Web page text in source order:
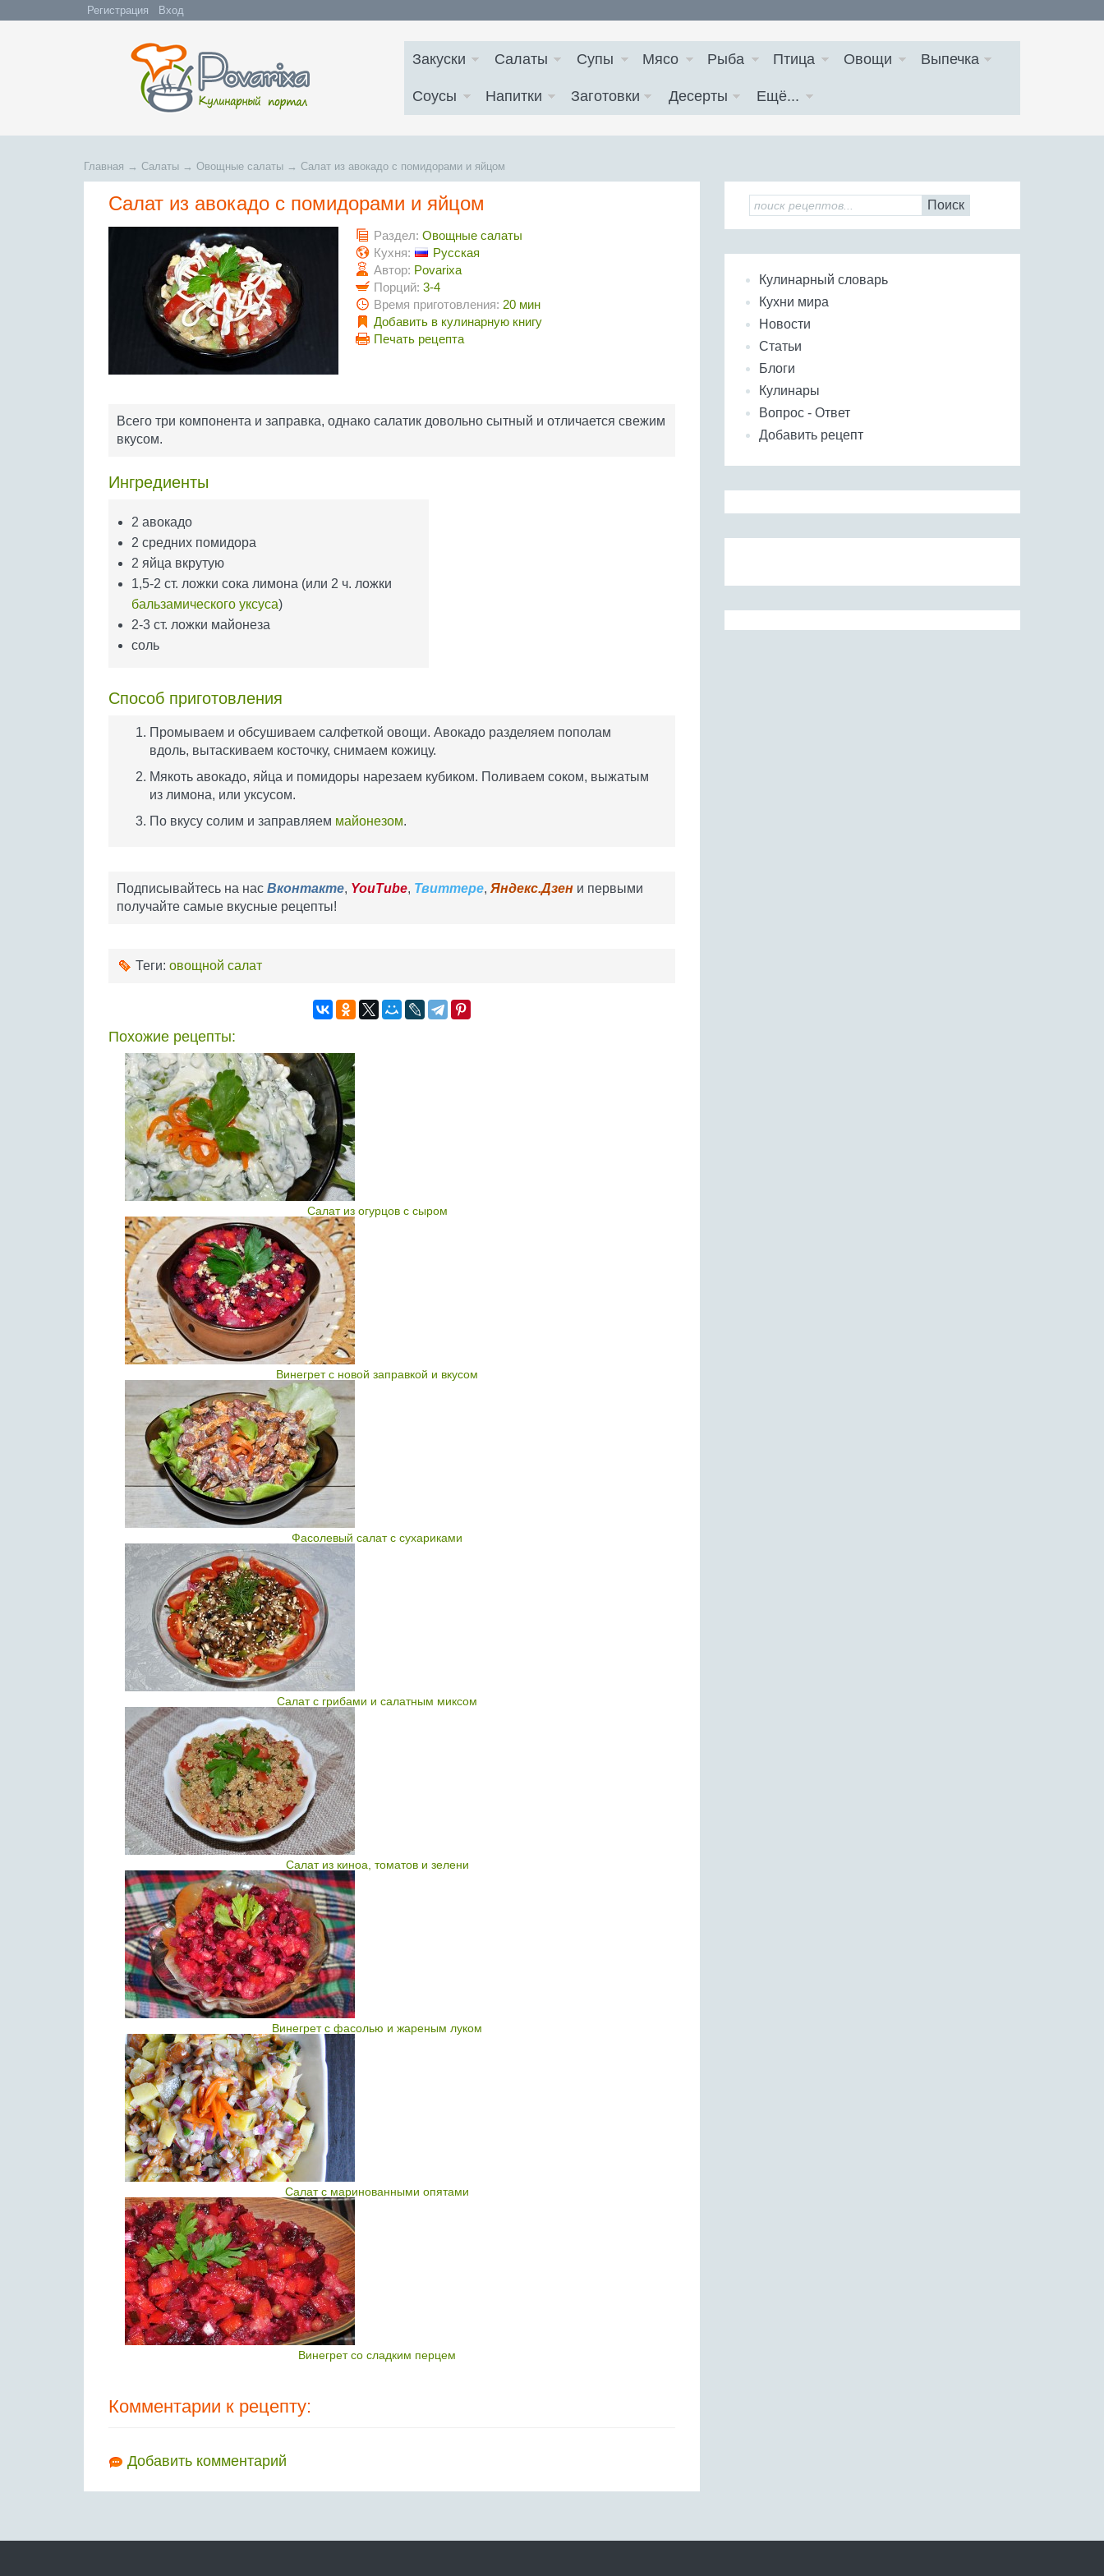
Регистрация Вход
Закуски Салаты Супы Мясо Рыба Птица Овощи Выпечка
Соусы Напитки Заготовки Десерты Ещё...
Главная → Салаты → Овощные салаты → Салат из авокадо с помидорами и яйцом
Салат из авокадо с помидорами и яйцом
Раздел: Овощные салаты
Кухня:
Русская
Автор: Povarixa
Порций: 3-4
Время приготовления: 20 мин
Добавить в кулинарную книгу
Печать рецепта
Всего три компонента и заправка, однако салатик довольно сытный и отличается свежим
вкусом.
Ингредиенты
2 авокадо
2 средних помидора
2 яйца вкрутую
1,5-2 ст. ложки сока лимона (или 2 ч. ложки
бальзамического уксуса)
2-3 ст. ложки майонеза
соль
Способ приготовления
Промываем и обсушиваем салфеткой овощи. Авокадо разделяем пополам
вдоль, вытаскиваем косточку, снимаем кожицу.
Мякоть авокадо, яйца и помидоры нарезаем кубиком. Поливаем соком, выжатым
из лимона, или уксусом.
По вкусу солим и заправляем майонезом.
Подписывайтесь на нас Вконтакте, YouTube, Твиттере, Яндекс.Дзен и первыми
получайте самые вкусные рецепты!
Теги: овощной салат
Похожие рецепты:
Салат из огурцов с сыром
Винегрет с новой заправкой и вкусом
Фасолевый салат с сухариками
Салат с грибами и салатным миксом
Салат из киноа, томатов и зелени
Винегрет с фасолью и жареным луком
Салат с маринованными опятами
Винегрет со сладким перцем
Комментарии к рецепту:
Добавить комментарий
Поиск
Кулинарный словарь
Кухни мира
Новости
Статьи
Блоги
Кулинары
Вопрос - Ответ
Добавить рецепт